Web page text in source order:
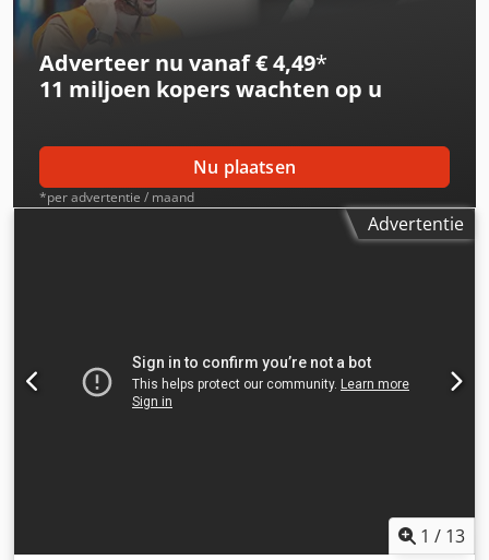
Adverteer nu vanaf € 4,49*
11 miljoen koperswachten op u
Nu plaatsen
*per advertentie / maand
Advertentie
1 / 13